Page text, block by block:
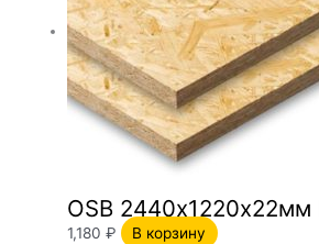
OSB 2440х1220х22мм
1,180₽ В корзину